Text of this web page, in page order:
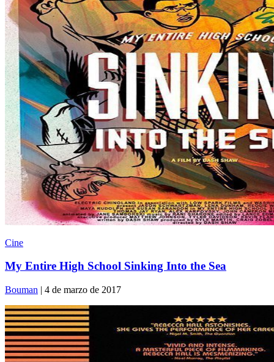
Cine
My Entire High School Sinking Into the Sea
Bouman | 4 de marzo de 2017